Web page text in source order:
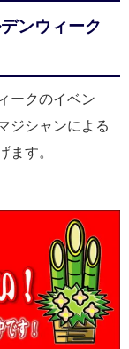
ンウィーク
ークのイベン
ジシャンによる
ます。